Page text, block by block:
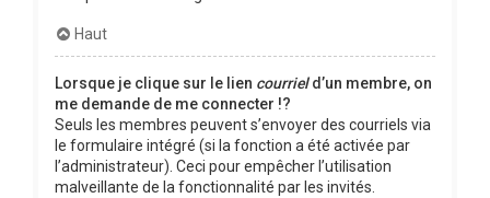
Haut
Lorsque je clique sur le lien courrield’un membre, on
me demande de me connecter !?
Seuls les membres peuvent s’envoyer des courriels via
le formulaire intégré (si la fonction a été activée par
l’administrateur). Ceci pour empêcher l’utilisation
malveillante de la fonctionnalité par les invités.